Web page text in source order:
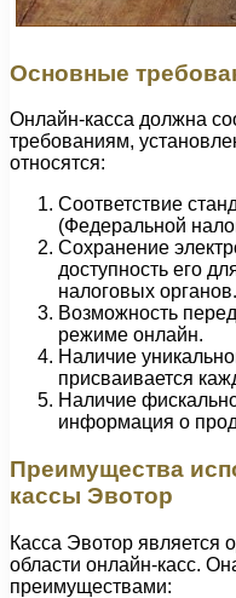
Основные
Онлайн-касса должна
требованиям,
относятся:
Соответствие
(Федеральной
Сохранение
доступность его
налоговых органов.
Возможность
режиме онлайн.
Наличие
присваивается
Наличие
информация о
Преимущества
кассы Эвотор
Касса Эвотор является
области онлайн-касс.
преимуществами: